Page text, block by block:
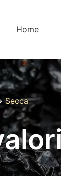
Home
Secca